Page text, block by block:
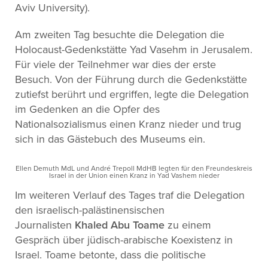
Aviv University).
Am zweiten Tag besuchte die Delegation die
Holocaust-Gedenkstätte Yad Vasehm in Jerusalem.
Für viele der Teilnehmer war dies der erste
Besuch. Von der Führung durch die Gedenkstätte
zutiefst berührt und ergriffen, legte die Delegation
im Gedenken an die Opfer des
Nationalsozialismus einen Kranz nieder und trug
sich in das Gästebuch des Museums ein.
Ellen Demuth MdL und André Trepoll MdHB legten für den Freundeskreis
Israel in der Union einen Kranz in Yad Vashem nieder
Im weiteren Verlauf des Tages traf die Delegation
den israelisch-palästinensischen
Journalisten Khaled Abu Toame zu einem
Gespräch über jüdisch-arabische Koexistenz in
Israel. Toame betonte, dass die politische